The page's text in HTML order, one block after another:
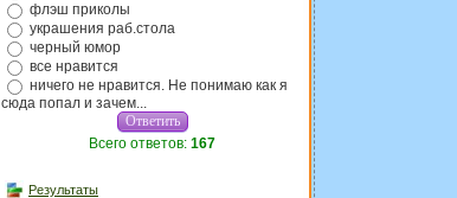
флэш приколы
украшения раб.стола
черный юмор
все нравится
ничего не нравится. Не понимаю как я
сюда попал и зачем...
Всего ответов: 167
Результаты